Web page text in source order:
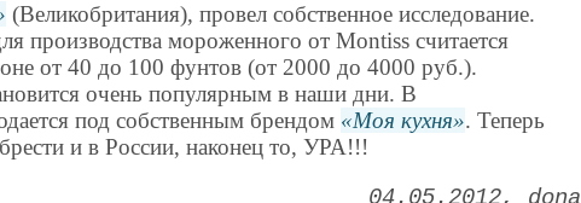
(Великобритания), провел собственное исследование.
производства мороженного от Montiss считается
от 40 до 100 фунтов (от 2000 до 4000 руб.).
очень популярным в наши дни. В
под собственным брендом
Моя кухня . Теперь
и в России, наконец то, УРА!!!
04.05.2012 dona